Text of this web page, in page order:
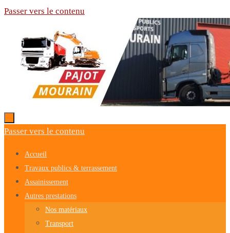
Passer vers le contenu
Passer vers le contenu
Accueil
Travaux publics & terrassement
Assainissement
Autres prestations
Nos matériaux
Transport